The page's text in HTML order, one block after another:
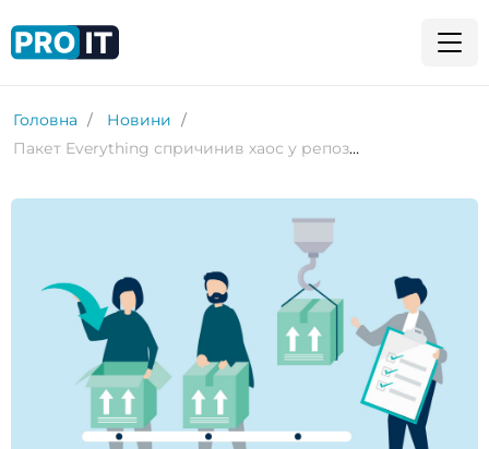
Головна
Новини
Пакет Everything спричинив хаос у репозиторії NPM – звіт Checkmarx